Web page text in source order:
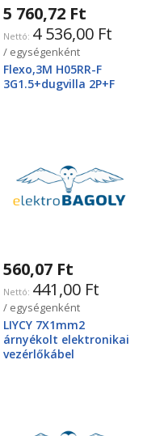
5 760,72 Ft
4 536,00 Ft
/ egységenként
Flexo,3M H05RR-F
3G1.5+dugvilla 2P+F
560,07 Ft
441,00 Ft
/ egységenként
LIYCY 7X1mm2
árnyékolt elektronikai
vezérlőkábel